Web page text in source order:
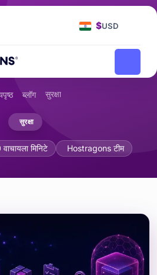
$USD
ब्लॉग सुरक्षा
सुरक्षा
सॉफ्टवेअर डेव्हलपर्ससाठी एक
मिनिटे Hostragons टीम